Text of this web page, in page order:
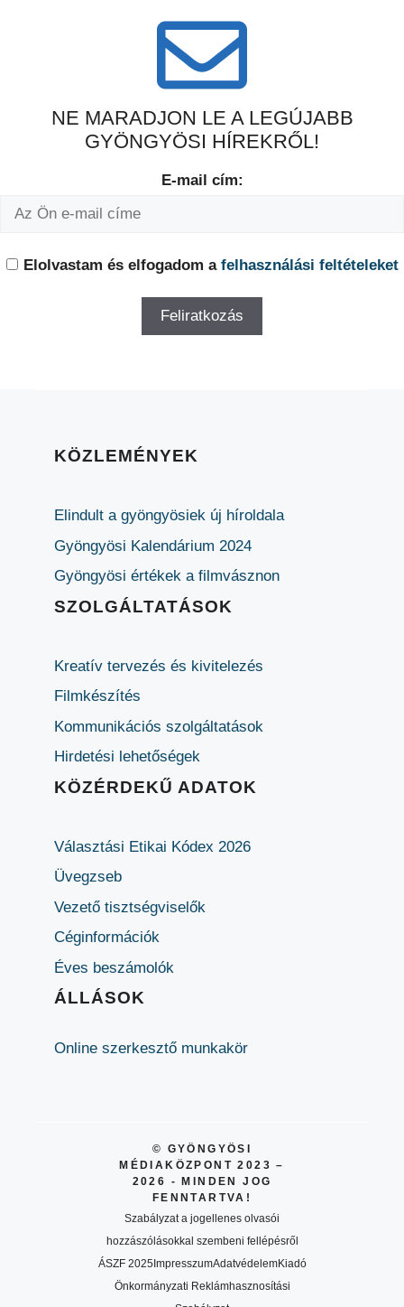
NE MARADJON LE A LEGÚJABB
GYÖNGYÖSI HÍREKRŐL!
E-mail cím:
Elolvastam és elfogadom a felhasználási feltételeket
KÖZLEMÉNYEK
Elindult a gyöngyösiek új híroldala
Gyöngyösi Kalendárium 2024
Gyöngyösi értékek a filmvásznon
SZOLGÁLTATÁSOK
Kreatív tervezés és kivitelezés
Filmkészítés
Kommunikációs szolgáltatások
Hirdetési lehetőségek
KÖZÉRDEKŰ ADATOK
Választási Etikai Kódex 2026
Üvegzseb
Vezető tisztségviselők
Céginformációk
Éves beszámolók
ÁLLÁSOK
Online szerkesztő munkakör
© GYÖNGYÖSI
MÉDIAKÖZPONT 2023 –
2026 - MINDEN JOG
FENNTARTVA!
Szabályzat a jogellenes olvasói
hozzászólásokkal szembeni fellépésről
ÁSZF 2025ImpresszumAdatvédelemKiadó
Önkormányzati Reklámhasznosítási